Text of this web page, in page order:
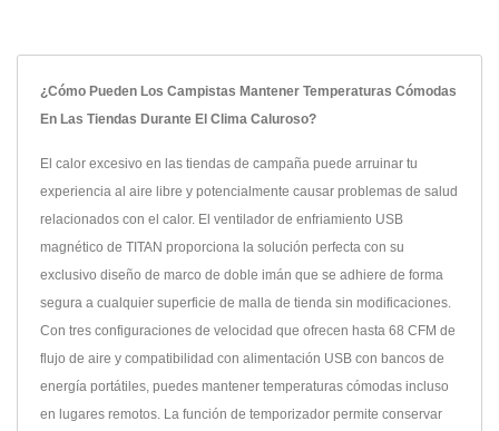
¿Cómo Pueden Los Campistas Mantener Temperaturas Cómodas
En Las Tiendas Durante El Clima Caluroso?
El calor excesivo en las tiendas de campaña puede arruinar tu
experiencia al aire libre y potencialmente causar problemas de salud
relacionados con el calor. El ventilador de enfriamiento USB
magnético de TITAN proporciona la solución perfecta con su
exclusivo diseño de marco de doble imán que se adhiere de forma
segura a cualquier superficie de malla de tienda sin modificaciones.
Con tres configuraciones de velocidad que ofrecen hasta 68 CFM de
flujo de aire y compatibilidad con alimentación USB con bancos de
energía portátiles, puedes mantener temperaturas cómodas incluso
en lugares remotos. La función de temporizador permite conservar